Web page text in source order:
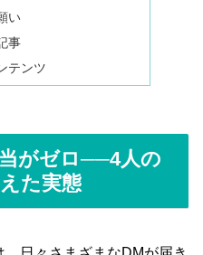
い
事
テンツ
がゼロ──4人の
た実態